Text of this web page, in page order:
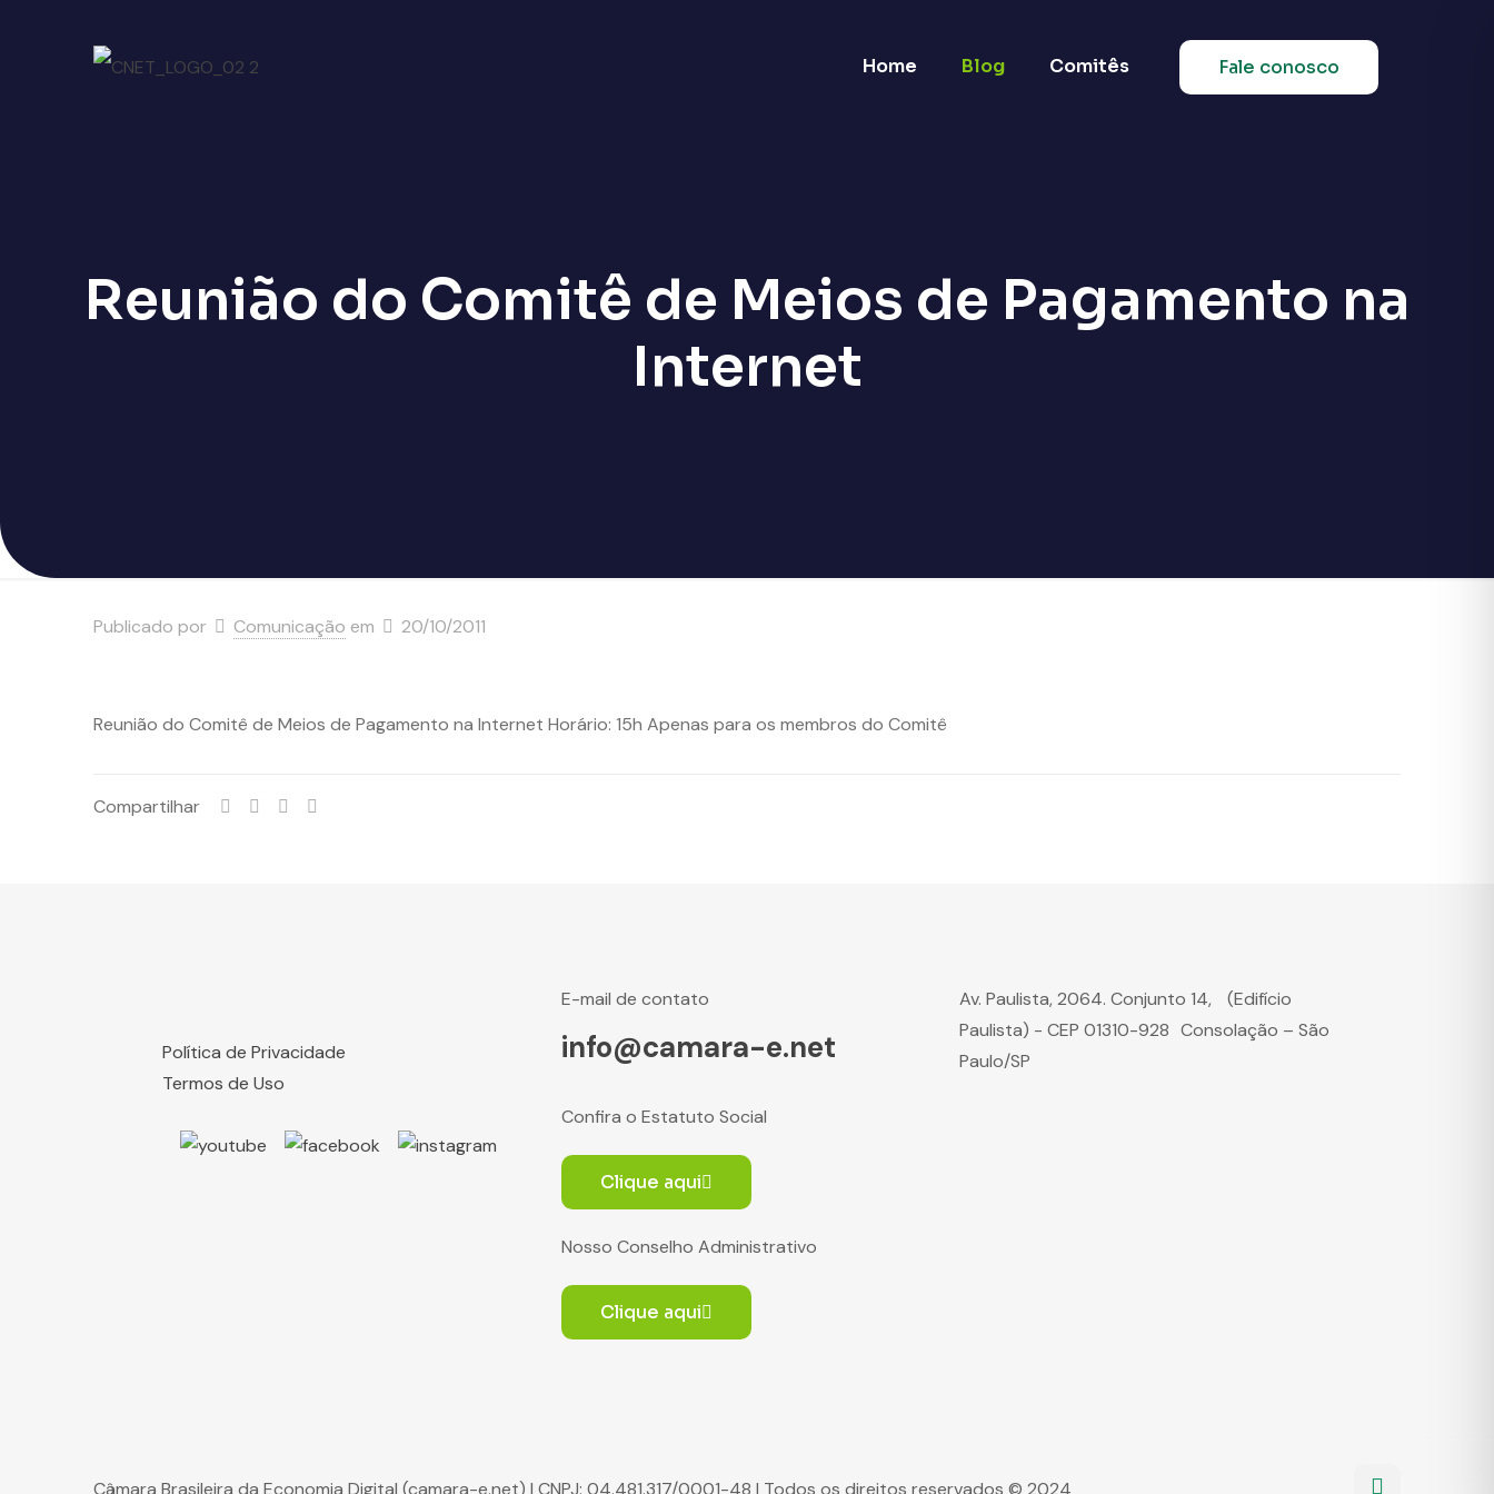
Home Blog Comitês Fale conosco
Reunião do Comitê de Meios de Pagamento na
Internet
Publicado por Comunicação em 20/10/2011
Reunião do Comitê de Meios de Pagamento na Internet Horário: 15h Apenas para os membros do Comitê
Compartilhar
Política de Privacidade
Termos de Uso
E-mail de contato
info@camara-e.net
Confira o Estatuto Social
Clique aqui
Nosso Conselho Administrativo
Clique aqui
Av. Paulista, 2064. Conjunto 14, (Edifício
Paulista) - CEP 01310-928 Consolação – São
Paulo/SP
Câmara Brasileira da Economia Digital (camara-e.net) | CNPJ: 04.481.317/0001-48 | Todos os direitos reservados © 2024